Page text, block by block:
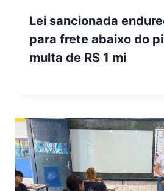
Lei sancionada
para frete abaixo do
multa de R$ 1 mi